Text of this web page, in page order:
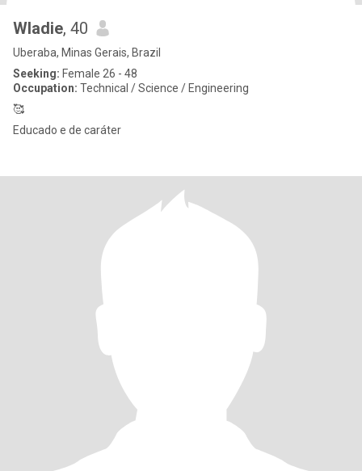
Wladie, 40
Uberaba, Minas Gerais, Brazil
Seeking: Female 26 - 48
Occupation: Technical / Science / Engineering
🥰
Educado e de caráter